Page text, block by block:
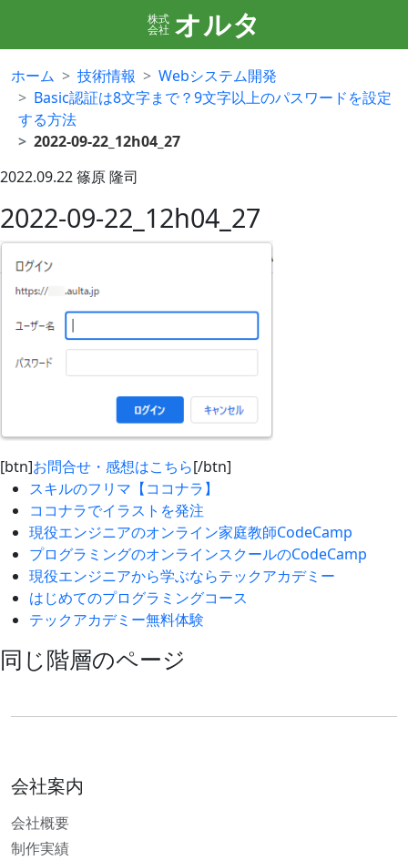
株式
会社 オルタ
ホーム 技術情報
Webシステム開発
Basic認証は8文字まで？9文字以上のパスワードを設定
する方法
2022-09-22_12h04_27
2022.09.22篠原 隆司
2022-09-22_12h04_27
[btn]お問合せ・感想はこちら[/btn]
スキルのフリマ【ココナラ】
ココナラでイラストを発注
現役エンジニアのオンライン家庭教師CodeCamp
プログラミングのオンラインスクールのCodeCamp
現役エンジニアから学ぶならテックアカデミー
はじめてのプログラミングコース
テックアカデミー無料体験
同じ階層のページ
会社案内
会社概要
制作実績